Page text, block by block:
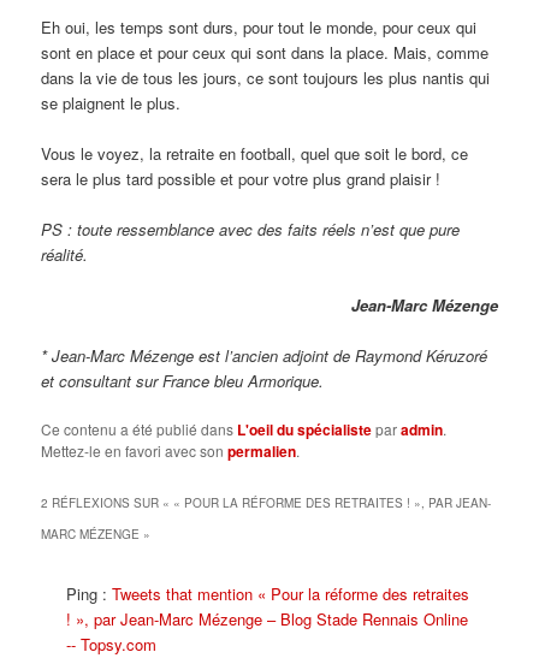
Eh oui, les temps sont durs, pour tout le monde, pour ceux qui
sont en place et pour ceux qui sont dans la place. Mais, comme
dans la vie de tous les jours, ce sont toujours les plus nantis qui
se plaignent le plus.
Vous le voyez, la retraite en football, quel que soit le bord, ce
sera le plus tard possible et pour votre plus grand plaisir !
PS : toute ressemblance avec des faits réels n’est que pure
réalité.
Jean-Marc Mézenge
* Jean-Marc Mézenge est l’ancien adjoint de Raymond Kéruzoré
et consultant sur France bleu Armorique.
Ce contenu a été publié dans L'oeil du spécialisteparadmin.
Mettez-le en favori avec sonpermalien.
2 RÉFLEXIONS SUR « « POUR LA RÉFORME DES RETRAITES ! », PAR JEAN-
MARC MÉZENGE »
Ping :Tweets that mention « Pour la réforme des retraites
! », par Jean-Marc Mézenge – Blog Stade Rennais Online
-- Topsy.com